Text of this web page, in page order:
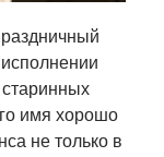
старинных
имя хорошо
не только в